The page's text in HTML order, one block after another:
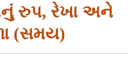
રુપ, રેખા અને
(સમય)